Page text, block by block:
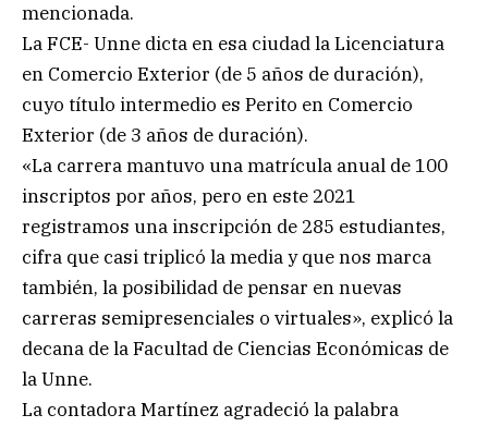
mencionada.
La FCE- Unne dicta en esa ciudad la Licenciatura
en Comercio Exterior (de 5 años de duración),
cuyo título intermedio es Perito en Comercio
Exterior (de 3 años de duración).
«La carrera mantuvo una matrícula anual de 100
inscriptos por años, pero en este 2021
registramos una inscripción de 285 estudiantes,
cifra que casi triplicó la media y que nos marca
también, la posibilidad de pensar en nuevas
carreras semipresenciales o virtuales», explicó la
decana de la Facultad de Ciencias Económicas de
la Unne.
La contadora Martínez agradeció la palabra